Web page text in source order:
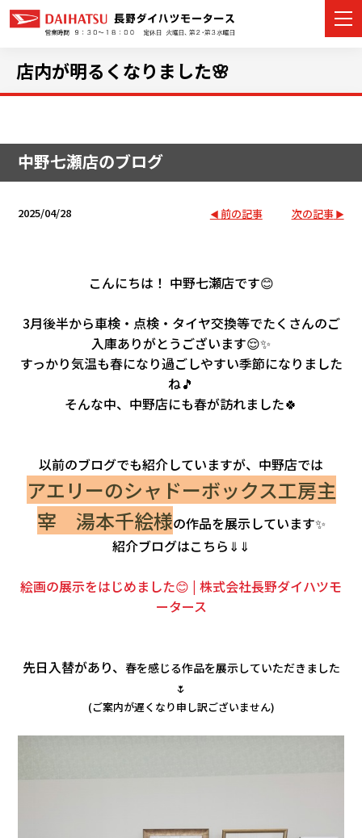
店舗情報
ご購入者サポート
アフターサポート
会社情報
お問
店内が明るくなりました🌸
中野七瀬店のブログ
2025/04/28 前の記事 次の記事
こんにちは！ 中野七瀬店です😊
3月後半から車検・点検・タイヤ交換等でたくさんのご
入庫ありがとうございます😌✨
すっかり気温も春になり過ごしやすい季節になりました
ね🎵
そんな中、中野店にも春が訪れました🍀
以前のブログでも紹介していますが、中野店では
アエリーのシャドーボックス工房主
宰 湯本千絵様の作品を展示しています✨
紹介ブログはこちら⇓⇓
絵画の展示をはじめました😊 | 株式会社長野ダイハツモ
ータース
先日入替があり、 春を感じる作品を展示していただきました
🌷
(ご案内が遅くなり申し訳ございません)